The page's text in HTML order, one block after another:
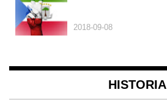
2018-09-08
HISTORIA